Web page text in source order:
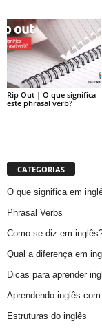
Rip Out | O que significa
este phrasal verb?
CATEGORIAS
O que significa em
Phrasal Verbs
Como se diz em
Qual a diferença em
Dicas para aprender
Aprendendo inglês
Estruturas do inglês